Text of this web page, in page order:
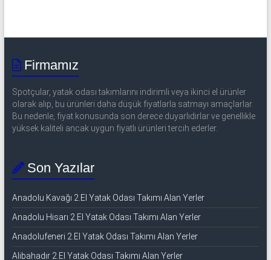
Firmamız
Spotçular, yatak odası takımlarını indirimli veya ikinci el ürünler
olarak alıp, bu ürünleri daha düşük fiyatlarla satmayı amaçlarlar.
Bu nedenle, fiyat konusunda son derece duyarlıdırlar ve genellikle
yüksek kaliteli ancak uygun fiyatlı ürünleri tercih ederler.
Son Yazılar
Anadolu Kavağı 2.El Yatak Odası Takımı Alan Yerler
Anadolu Hisarı 2.El Yatak Odası Takımı Alan Yerler
Anadolufeneri 2.El Yatak Odası Takımı Alan Yerler
Alibahadır 2.El Yatak Odası Takımı Alan Yerler